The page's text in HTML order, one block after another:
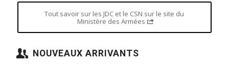
Tout savoir sur les JDC et le CSN sur le site du
Ministère des Armées
NOUVEAUX ARRIVANTS